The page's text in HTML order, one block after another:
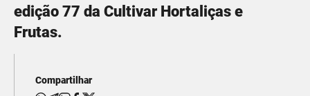
edição 77 da Cultivar Hortaliças e
Frutas.
Compartilhar